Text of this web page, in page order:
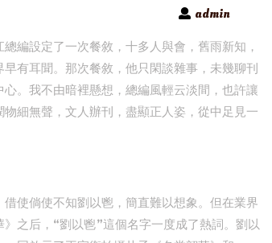
admin
編設定了一次餐敘，十多人與會，舊雨新知，
有耳聞。那次餐敘，他只閑談雜事，未幾聊刊
。我不由暗裡懸想，總編風輕云淡間，也許讓
細無聲，文人辦刊，盡顯正人姿，從中足見一
使倘使不知劉以鬯，簡直難以想象。但在業界
之后，“劉以鬯”這個名字一度成了熱詞。劉以